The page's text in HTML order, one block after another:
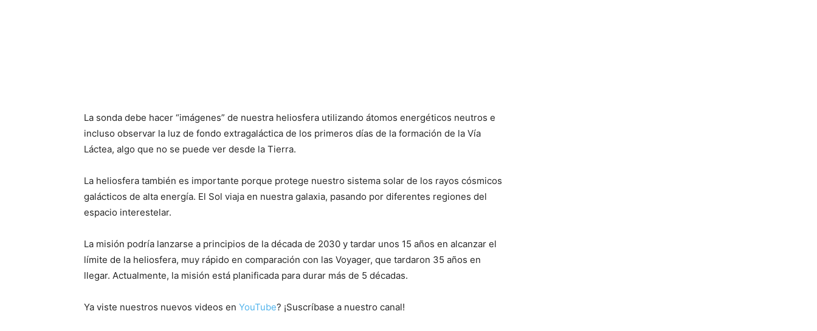
La sonda debe hacer “imágenes” de nuestra heliosfera utilizando átomos energéticos neutros e
incluso observar la luz de fondo extragaláctica de los primeros días de la formación de la Vía
Láctea, algo que no se puede ver desde la Tierra.
La heliosfera también es importante porque protege nuestro sistema solar de los rayos cósmicos
galácticos de alta energía. El Sol viaja en nuestra galaxia, pasando por diferentes regiones del
espacio interestelar.
La misión podría lanzarse a principios de la década de 2030 y tardar unos 15 años en alcanzar el
límite de la heliosfera, muy rápido en comparación con las Voyager, que tardaron 35 años en
llegar. Actualmente, la misión está planificada para durar más de 5 décadas.
Ya viste nuestros nuevos videos en YouTube? ¡Suscríbase a nuestro canal!